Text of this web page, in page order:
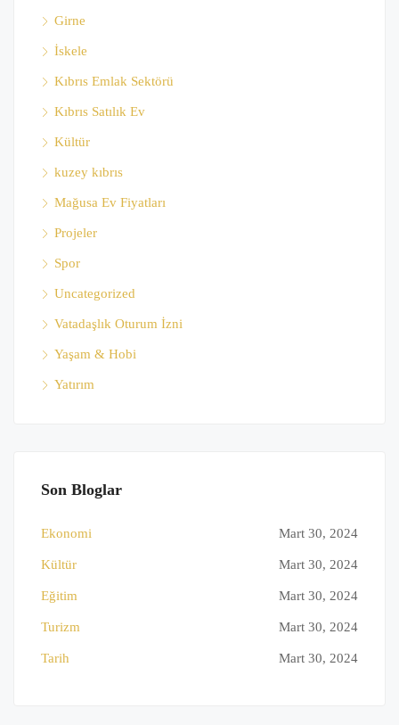
Girne
İskele
Kıbrıs Emlak Sektörü
Kıbrıs Satılık Ev
Kültür
kuzey kıbrıs
Mağusa Ev Fiyatları
Projeler
Spor
Uncategorized
Vatadaşlık Oturum İzni
Yaşam & Hobi
Yatırım
Son Bloglar
Ekonomi Mart 30, 2024
Kültür Mart 30, 2024
Eğitim Mart 30, 2024
Turizm Mart 30, 2024
Tarih Mart 30, 2024